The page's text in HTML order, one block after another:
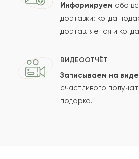
Сколько будет
Отзыв будет опубликован
Проверяем на спам.
Информируем обо
доставки: когда
доставляется и
ВИДЕООТЧЁТ
Записываем на
счастливого
подарка.